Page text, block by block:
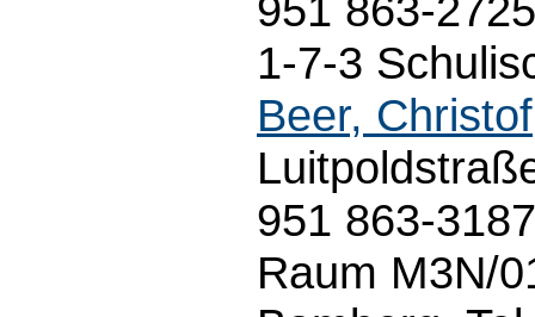
1-7-3
Beer, Christof
951 863-
Raum M3N/